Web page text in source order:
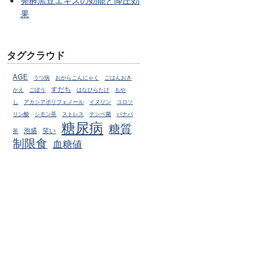
果
タグクラウド
AGE うつ病 おからこんにゃく
ごはんおき
かえ
ごぼう すだち はなびらたけ
もや
し
アカシアポリフェノール イヌリン
コロソ
リン酸
シモン茶 ストレス テンペ菌 バナバ
茶 泡盛 笑い 糖尿病 糖質
制限食 血糖値